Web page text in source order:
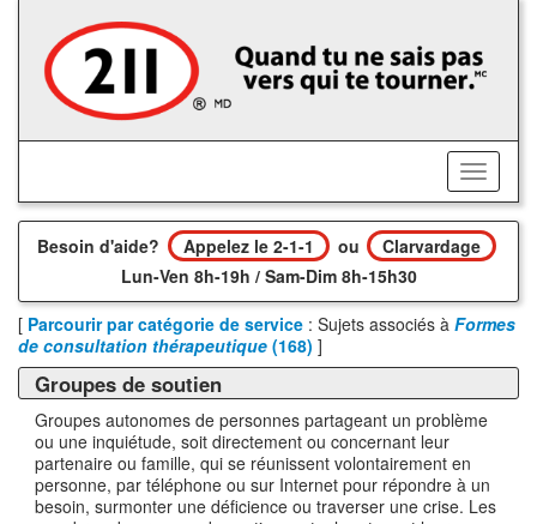
contenu
principal
Activer/
le
menu
Besoin d'aide? Appelez le 2-1-1 ou
Clarvardage
Lun-Ven 8h-19h / Sam-Dim 8h-15h30
[ Parcourir par catégorie de service : Sujets associés à Formes
de consultation thérapeutique (168) ]
Groupes de soutien
Groupes autonomes de personnes partageant un problème
ou une inquiétude, soit directement ou concernant leur
partenaire ou famille, qui se réunissent volontairement en
personne, par téléphone ou sur Internet pour répondre à un
besoin, surmonter une déficience ou traverser une crise. Les